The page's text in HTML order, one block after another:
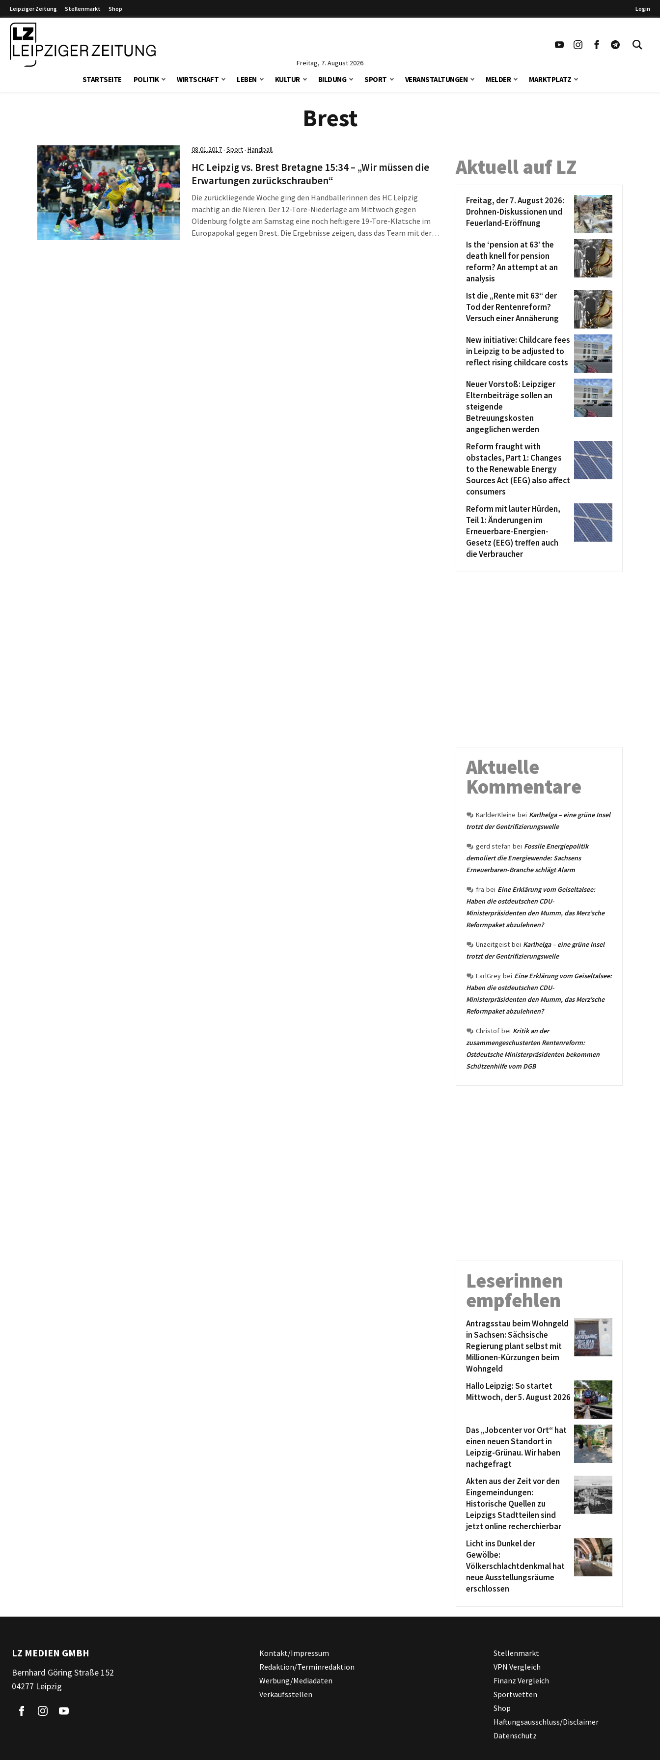
Leipziger Zeitung Stellenmarkt Shop Login
Freitag, 7. August 2026
STARTSEITE POLITIK WIRTSCHAFT LEBEN KULTUR BILDUNG SPORT VERANSTALTUNGEN MELDER MARKTPLATZ
Brest
08.01.2017· Sport· Handball
HC Leipzig vs. Brest Bretagne 15:34 – „Wir müssen die
Erwartungen zurückschrauben“
Die zurückliegende Woche ging den Handballerinnen des HC Leipzig
mächtig an die Nieren. Der 12-Tore-Niederlage am Mittwoch gegen
Oldenburg folgte am Samstag eine noch heftigere 19-Tore-Klatsche im
Europapokal gegen Brest. Die Ergebnisse zeigen, dass das Team mit der
Aktuell auf LZ
Freitag, der 7. August 2026:
Drohnen-Diskussionen und
Feuerland-Eröffnung
Is the ‘pension at 63’ the
death knell for pension
reform? An attempt at an
analysis
Ist die „Rente mit 63“ der
Tod der Rentenreform?
Versuch einer Annäherung
New initiative: Childcare fees
in Leipzig to be adjusted to
reflect rising childcare costs
Neuer Vorstoß: Leipziger
Elternbeiträge sollen an
steigende
Betreuungskosten
angeglichen werden
Reform fraught with
obstacles, Part 1: Changes
to the Renewable Energy
Sources Act (EEG) also affect
consumers
Reform mit lauter Hürden,
Teil 1: Änderungen im
Erneuerbare-Energien-
Gesetz (EEG) treffen auch
die Verbraucher
Aktuelle
Kommentare
KarlderKleine bei Karlhelga – eine grüne Insel
trotzt der Gentrifizierungswelle
gerd stefan bei Fossile Energiepolitik
demoliert die Energiewende: Sachsens
Erneuerbaren-Branche schlägt Alarm
fra bei Eine Erklärung vom Geiseltalsee:
Haben die ostdeutschen CDU-
Ministerpräsidenten den Mumm, das Merz’sche
Reformpaket abzulehnen?
Unzeitgeist bei Karlhelga – eine grüne Insel
trotzt der Gentrifizierungswelle
EarlGrey bei Eine Erklärung vom Geiseltalsee:
Haben die ostdeutschen CDU-
Ministerpräsidenten den Mumm, das Merz’sche
Reformpaket abzulehnen?
Christof bei Kritik an der
zusammengeschusterten Rentenreform:
Ostdeutsche Ministerpräsidenten bekommen
Schützenhilfe vom DGB
Leserinnen
empfehlen
Antragsstau beim Wohngeld
in Sachsen: Sächsische
Regierung plant selbst mit
Millionen-Kürzungen beim
Wohngeld
Hallo Leipzig: So startet
Mittwoch, der 5. August 2026
Das „Jobcenter vor Ort“ hat
einen neuen Standort in
Leipzig-Grünau. Wir haben
nachgefragt
Akten aus der Zeit vor den
Eingemeindungen:
Historische Quellen zu
Leipzigs Stadtteilen sind
jetzt online recherchierbar
Licht ins Dunkel der
Gewölbe:
Völkerschlachtdenkmal hat
neue Ausstellungsräume
erschlossen
LZ MEDIEN GMBH
Bernhard Göring Straße 152
04277 Leipzig
Kontakt/Impressum
Redaktion/Terminredaktion
Werbung/Mediadaten
Verkaufsstellen
Stellenmarkt
VPN Vergleich
Finanz Vergleich
Sportwetten
Shop
Haftungsausschluss/Disclaimer
Datenschutz